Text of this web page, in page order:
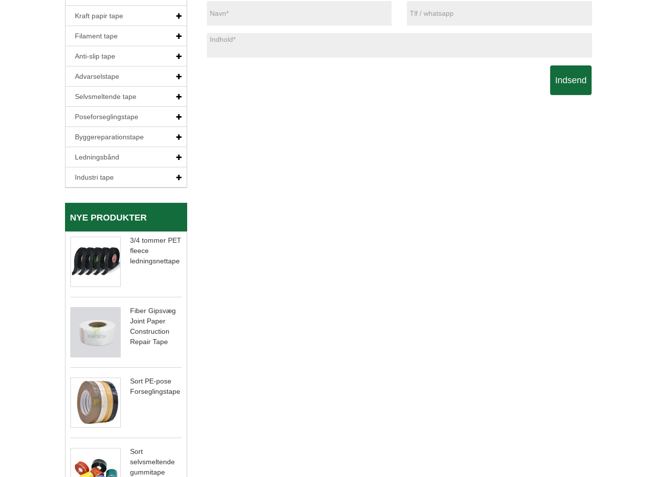
Kraft papir tape
Filament tape
Anti-slip tape
Advarselstape
Selvsmeltende tape
Poseforseglingstape
Byggereparationstape
Ledningsbånd
Industri tape
NYE PRODUKTER
3/4 tommer PET
fleece
ledningsnettape
Fiber Gipsvæg
Joint Paper
Construction
Repair Tape
Sort PE-pose
Forseglingstape
Sort
selvsmeltende
gummitape
Indsend